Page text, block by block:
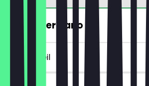
2für1 Americano
~€ 3 Vorteil